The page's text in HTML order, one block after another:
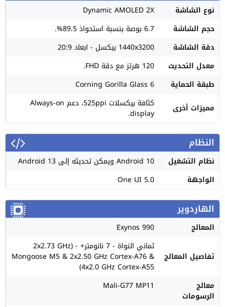
نوع الشاشة
Dynamic AMOLED 2X
حجم الشاشة
6.7 بوصة بنسبة استحواذ 89.5%.
دقة الشاشة
1440x3200 بيكسل - ابعاد 20:9
معدل التحديث
120 هرتز مع دقة FHD.
طبقة الحماية
Corning Gorilla Glass 6
مميزات أخرى
كثافة بيكسلات 525ppi، دعم Always-on
display.
النظام
نظام التشغيل
Android 10 ويمكن تحديثه إلى Android 13
الواجهة
One UI 5.0
الهاردوير
المعالج Exynos 990
تفاصيل المعالج
ثماني النواة - 7 نانومتر+ - (2x2.73 GHz
Mongoose M5 & 2x2.50 GHz Cortex-A76 &
4x2.0 GHz Cortex-A55)
معالج
الرسومات
Mali-G77 MP11